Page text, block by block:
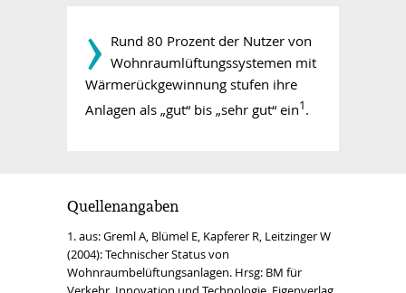
­› Rund 80 Prozent der Nutzer von
Wohnraum­lüftungs­systemen mit
Wärme­rück­gewinnung stufen ihre
Anlagen als „gut“ bis „sehr gut“ ein1.
Quellenangaben
1. aus: Greml A, Blümel E, Kapferer R, Leitzinger W
(2004): Technischer Status von
Wohnraumbelüftungsanlagen. Hrsg: BM für